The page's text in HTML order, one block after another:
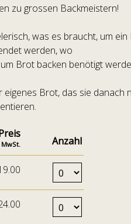
zu grossen Backmeistern!
was es braucht, um
werden, wo
Brot backen benötigt
Brot, das sie danach
Anzahl
Anzahl Tickets Kinder
Anzahl Tickets Kinder